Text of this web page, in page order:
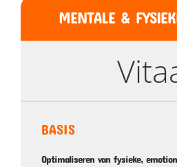
MENTALE &
BASIS
Optimaliseren van fysieke,